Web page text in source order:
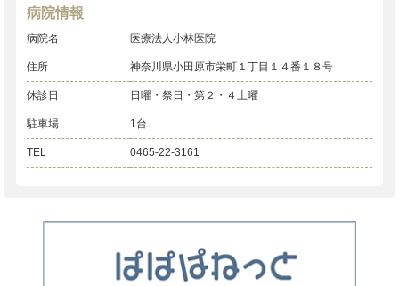
病院情報
病院名 医療法人小林医院
住所 神奈川県小田原市栄町１丁目１４番１８号
休診日 日曜・祭日・第２・４土曜
駐車場 1台
TEL 0465-22-3161